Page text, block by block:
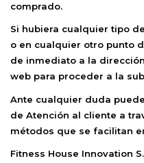
comprado.
Si hubiera cualquier tipo
o en cualquier otro punto
de inmediato a la
web para proceder a la
Ante cualquier duda
de Atención al cliente a
métodos que se facilitan
Fitness House Innovation